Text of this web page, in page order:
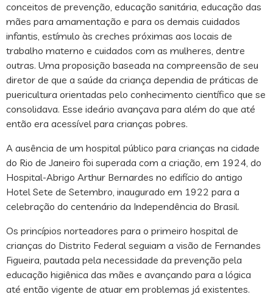
conceitos de prevenção, educação sanitária, educação das
mães para amamentação e para os demais cuidados
infantis, estímulo às creches próximas aos locais de
trabalho materno e cuidados com as mulheres, dentre
outras. Uma proposição baseada na compreensão de seu
diretor de que a saúde da criança dependia de práticas de
puericultura orientadas pelo conhecimento científico que se
consolidava. Esse ideário avançava para além do que até
então era acessível para crianças pobres.
A ausência de um hospital público para crianças na cidade
do Rio de Janeiro foi superada com a criação, em 1924, do
Hospital-Abrigo Arthur Bernardes no edifício do antigo
Hotel Sete de Setembro, inaugurado em 1922 para a
celebração do centenário da Independência do Brasil.
Os princípios norteadores para o primeiro hospital de
crianças do Distrito Federal seguiam a visão de Fernandes
Figueira, pautada pela necessidade da prevenção pela
educação higiênica das mães e avançando para a lógica
até então vigente de atuar em problemas já existentes.